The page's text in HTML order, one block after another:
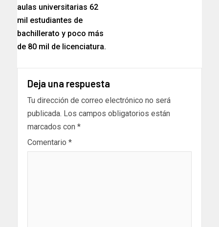
aulas universitarias 62
mil estudiantes de
bachillerato y poco más
de 80 mil de licenciatura.
Deja una respuesta
Tu dirección de correo electrónico no será
publicada. Los campos obligatorios están
marcados con *
Comentario *